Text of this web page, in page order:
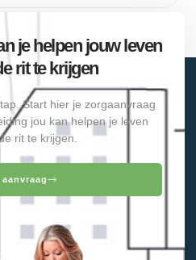
je helpen jouw leven
rit te krijgen
Start hier je zorgaanvraag
jou kan helpen je leven
rit te krijgen.